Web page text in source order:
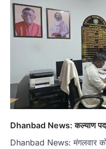
Dhanbad News: कल्याण
Dhanbad News: मंगलवार को